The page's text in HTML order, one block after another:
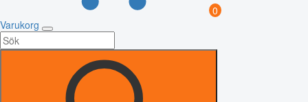
0
Varukorg